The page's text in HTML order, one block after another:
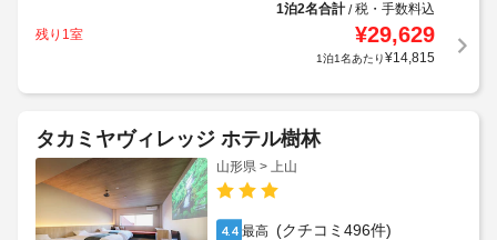
1泊2名合計/税・手数料込
残り1室
¥29,629
1泊1名あたり¥14,815
タカミヤヴィレッジ ホテル樹林
山形県 > 上山
4.4 最高 (クチコミ496件)